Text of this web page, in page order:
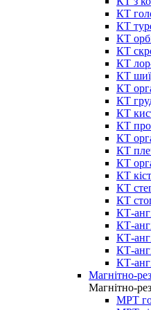
КТ
КТ
КТ
КТ
КТ
КТ
КТ
КТ
КТ
КТ
КТ
КТ
КТ
КТ
КТ
КТ
КТ-
КТ-
КТ-
КТ-
КТ-
Магнітно-
Магнітно-
МРТ